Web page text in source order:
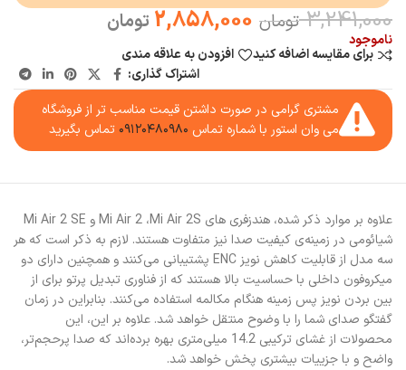
3,241,000 تومان 2,858,000 تومان
ناموجود
برای مقایسه اضافه کنید
افزودن به علاقه مندی
اشتراک گذاری:
مشتری گرامی در صورت داشتن قیمت مناسب تر از فروشگاه
می وان استور با شماره تماس ۰۹۱۲۰۴۸۰۹۸۰ تماس بگیرید
علاوه بر موارد ذکر شده، هندزفری ‌های Mi Air 2 ،Mi Air 2S و Mi Air 2 SE
شیائومی در زمینه‌ی کیفیت صدا نیز متفاوت هستند. لازم به ذکر است که هر
سه مدل از قابلیت کاهش نویز ENC پشتیبانی می‌کنند و همچنین دارای دو
میکروفون داخلی با حساسیت بالا هستند که از فناوری تبدیل پرتو برای از
بین بردن نویز پس زمینه هنگام مکالمه استفاده می‌کنند. بنابراین در زمان
گفتگو صدای شما را با وضوح منتقل خواهد شد. علاوه بر این، این
محصولات از غشای ترکیبی 14.2 میلی‌متری بهره برده‌اند که صدا پرحجم‌تر،
واضح و با جزییات بیشتری پخش خواهد شد.